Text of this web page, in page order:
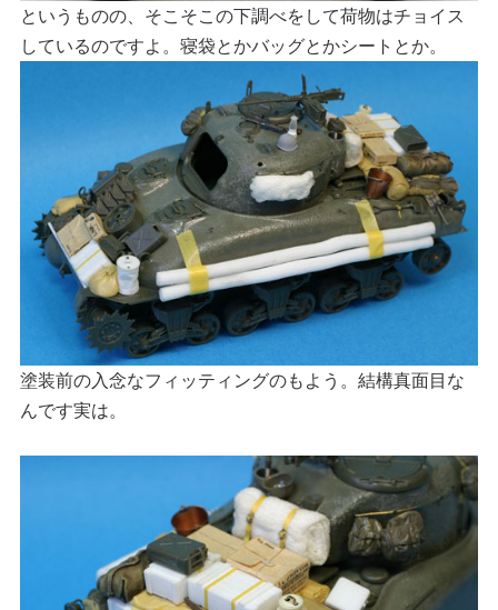
というものの、そこそこの下調べをして荷物はチョイス
しているのですよ。寝袋とかバッグとかシートとか。
塗装前の入念なフィッティングのもよう。結構真面目な
んです実は。